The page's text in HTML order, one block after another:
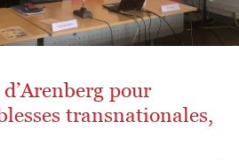
pour
transnationales,